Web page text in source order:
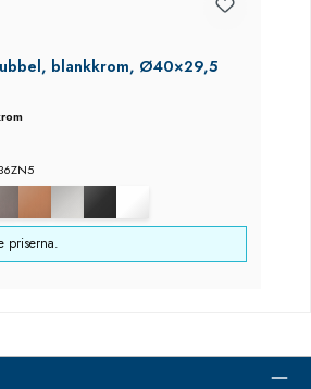
blankkrom, Ø40×29,5
priserna.